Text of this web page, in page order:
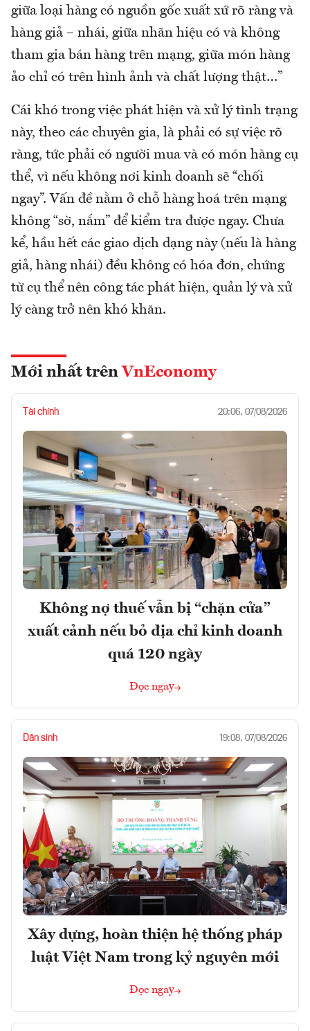
giữa loại hàng có nguồn gốc xuất xứ rõ ràng và
hàng giả – nhái, giữa nhãn hiệu có và không
tham gia bán hàng trên mạng, giữa món hàng
ảo chỉ có trên hình ảnh và chất lượng thật…”
Cái khó trong việc phát hiện và xử lý tình trạng
này, theo các chuyên gia, là phải có sự việc rõ
ràng, tức phải có người mua và có món hàng cụ
thể, vì nếu không nơi kinh doanh sẽ “chối
ngay”. Vấn đề nằm ở chỗ hàng hoá trên mạng
không “sờ, nắm” để kiểm tra được ngay. Chưa
kể, hầu hết các giao dịch dạng này (nếu là hàng
giả, hàng nhái) đều không có hóa đơn, chứng
từ cụ thể nên công tác phát hiện, quản lý và xử
lý càng trở nên khó khăn.
Mới nhất trên VnEconomy
Tài chính 20:06, 07/08/2026
Không nợ thuế vẫn bị “chặn cửa”
xuất cảnh nếu bỏ địa chỉ kinh doanh
quá 120 ngày
Đọc ngay
Dân sinh 19:08, 07/08/2026
Xây dựng, hoàn thiện hệ thống pháp
luật Việt Nam trong kỷ nguyên mới
Đọc ngay